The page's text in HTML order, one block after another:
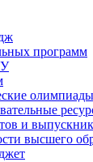
программ
и
высшего